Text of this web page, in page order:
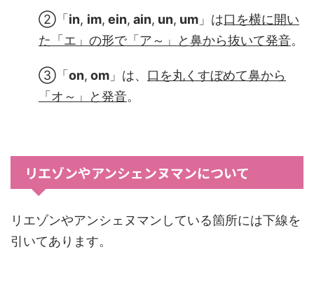
②「in, im, ein, ain, un, um 」は口を横に開い
た「エ」の形で「ア～」と鼻から抜いて発音。
③「on, om 」は、 口を丸くすぼめて鼻から
「オ～ 」と発音。
リエゾンやアンシェンヌマンについて
リエゾンやアンシェヌマンしている箇所には下線を
引いてあります。